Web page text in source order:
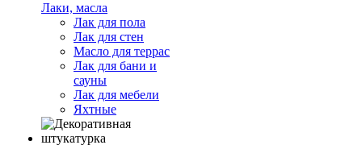
Лаки, масла
Лак для пола
Лак для стен
Масло для террас
Лак для бани и
сауны
Лак для мебели
Яхтные